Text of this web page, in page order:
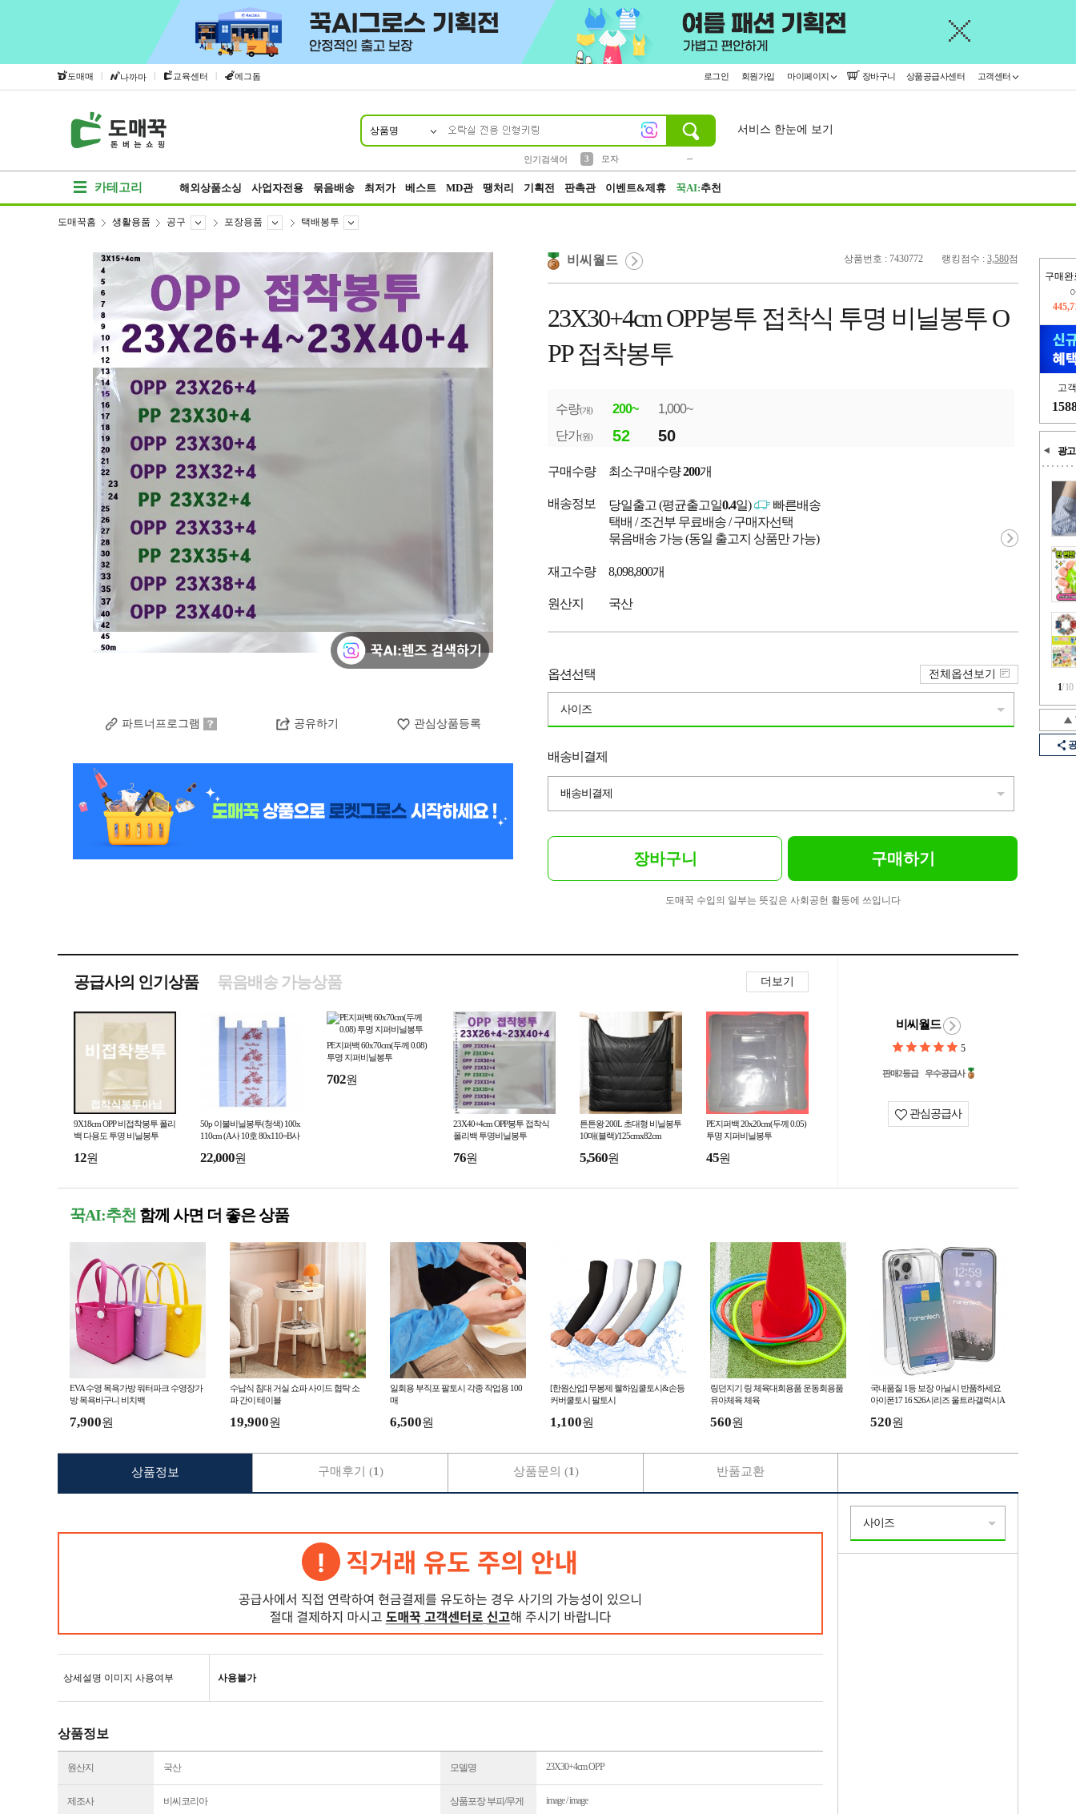
도매매 | 나까마 | 교육센터 | 에그돔 로그인 회원가입 마이페이지 장바구니 상품공급사센터 고객센터
상품명
인기검색어
3
모자
서비스 한눈에 보기
카테고리 해외상품소싱 사업자전용 묶음배송 최저가 베스트 MD관 땡처리 기획전 판촉관 이벤트&제휴 꾹AI:추천
구매완
고
광고
1/10
도매꾹홈 생활용품 공구 포장용품 택배봉투
파트너프로그램 공유하기 관심상품등록
상품번호 : 7430772 랭킹점수 : 3,580점
비씨월드
23X30+4cm OPP봉투 접착식 투명 비닐봉투 O
PP 접착봉투
수량(개) 200~
1,000~
단가(원) 52 50
구매수량 최소구매수량200개
배송정보 당일출고 (평균출고일0.4일)
빠른배송
택배 / 조건부 무료배송 / 구매자선택
묶음배송 가능 (동일 출고지 상품만 가능)
재고수량 8,098,800개
원산지 국산
옵션선택
사이즈
전체옵션보기
배송비결제
배송비결제
장바구니 구매하기
도매꾹 수입의 일부는 뜻깊은 사회공헌 활동에 쓰입니다
공급사의 인기상품 더보기
묶음배송 가능상품
9X18cm OPP 비접착봉투 폴리
백 다용도 투명 비닐봉투
12원
50p 이불비닐봉투(청색) 100x
110cm (A사 10호 80x110=B사
22,000원
PE지퍼백 60x70cm(두께 0.08)
투명 지퍼비닐봉투
702원
23X40+4cm OPP봉투 접착식
폴리백 투명비닐봉투
76원
튼튼왕 200L 초대형 비닐봉투
10매(블랙)/125cmx82cm
5,560원
PE지퍼백 20x20cm(두께 0.05)
투명 지퍼비닐봉투
45원
비씨월드
5
판매2등급 우수공급사
관심공급사
꾹AI:추천 함께 사면 더 좋은 상품
EVA 수영 목욕가방 워터파크 수영장가
방 목욕바구니 비치백
7,900원
수납식 침대 거실 쇼파 사이드 협탁 소
파 간이 테이블
19,900원
일회용 부직포 팔토시 각종 작업용 100
매
6,500원
[한원산업] 무봉제 웰하임쿨토시&손등
커버쿨토시 팔토시
1,100원
링던지기 링 체육대회용품 운동회용품
유아체육 체육
560원
국내품질 1등 보장 아닐시 반품하세요
아이폰17 16 S26시리즈 울트라갤럭시A
520원
상세설명 이미지 사용여부 사용불가
상품정보
원산지 국산 모델명 23X30+4cm OPP
제조사 비씨코리아 상품포장 부피/무게 image / image
상품정보 구매후기 (1) 상품문의 (1) 반품교환
사이즈